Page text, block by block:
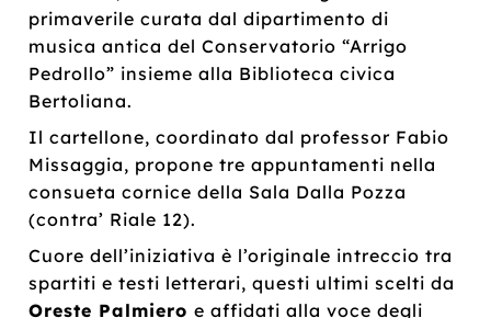
primaverile curata dal dipartimento di
musica antica del Conservatorio “Arrigo
Pedrollo” insieme alla Biblioteca civica
Bertoliana.
Il cartellone, coordinato dal professor Fabio
Missaggia, propone tre appuntamenti nella
consueta cornice della Sala Dalla Pozza
(contra’ Riale 12).
Cuore dell’iniziativa è l’originale intreccio tra
spartiti e testi letterari, questi ultimi scelti da
Oreste Palmieroe affidati alla voce degli